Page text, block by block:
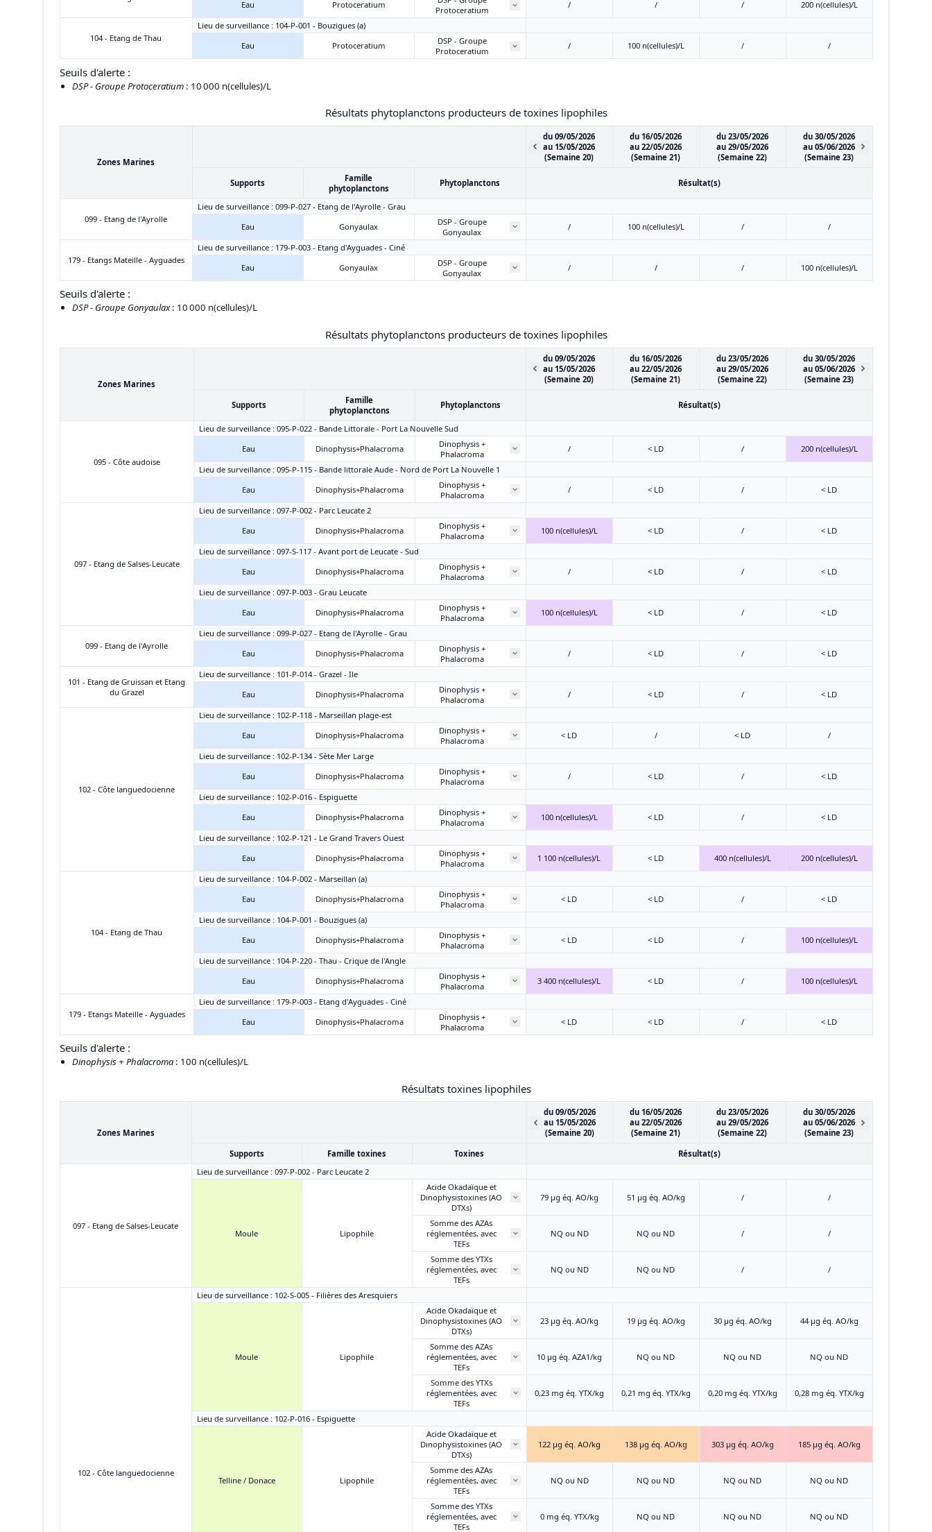
Eau
Protoceratium
Protoceratium
/ / / 200 n(cellules)/L
104 - Etang de Thau
Lieu de surveillance : 104-P-001 - Bouzigues (a)
Eau
Protoceratium
DSP - Groupe
Protoceratium
/ 100 n(cellules)/L / /
Seuils d'alerte :
DSP - Groupe Protoceratium : 10 000 n(cellules)/L
Résultats phytoplanctons producteurs de toxines lipophiles
Zones Marines
du 09/05/2026
au 15/05/2026
(Semaine 20)
du 16/05/2026
au 22/05/2026
(Semaine 21)
du 23/05/2026
au 29/05/2026
(Semaine 22)
du 30/05/2026
au 05/06/2026
(Semaine 23)
Supports
Famille
phytoplanctons
Phytoplanctons Résultat(s)
099 - Etang de l'Ayrolle
Lieu de surveillance : 099-P-027 - Etang de l'Ayrolle - Grau
Eau
Gonyaulax
DSP - Groupe
Gonyaulax
/ 100 n(cellules)/L / /
179 - Etangs Mateille - Ayguades
Lieu de surveillance : 179-P-003 - Etang d'Ayguades - Ciné
Eau
Gonyaulax
DSP - Groupe
Gonyaulax
/ / / 100 n(cellules)/L
Seuils d'alerte :
DSP - Groupe Gonyaulax: 10 000 n(cellules)/L
Résultats phytoplanctons producteurs de toxines lipophiles
Zones Marines
du 09/05/2026
au 15/05/2026
(Semaine 20)
du 16/05/2026
au 22/05/2026
(Semaine 21)
du 23/05/2026
au 29/05/2026
(Semaine 22)
du 30/05/2026
au 05/06/2026
(Semaine 23)
Supports
Famille
phytoplanctons
Phytoplanctons Résultat(s)
095 - Côte audoise
Lieu de surveillance : 095-P-022 - Bande Littorale - Port La Nouvelle Sud
Eau
Dinophysis+Phalacroma
Dinophysis +
Phalacroma
/ < LD /
200 n(cellules)/L
Lieu de surveillance : 095-P-115 - Bande littorale Aude - Nord de Port La Nouvelle 1
Eau
Dinophysis+Phalacroma
Dinophysis +
Phalacroma
/ < LD / < LD
097 - Etang de Salses-Leucate
Lieu de surveillance : 097-P-002 - Parc Leucate 2
Eau
Dinophysis+Phalacroma
Dinophysis +
Phalacroma
100 n(cellules)/L < LD /
< LD
Lieu de surveillance : 097-S-117 - Avant port de Leucate - Sud
Eau
Dinophysis+Phalacroma
Dinophysis +
Phalacroma
/ < LD /
< LD
Lieu de surveillance : 097-P-003 - Grau Leucate
Eau
Dinophysis+Phalacroma
Dinophysis +
Phalacroma
100 n(cellules)/L < LD / < LD
099 - Etang de l'Ayrolle
Lieu de surveillance : 099-P-027 - Etang de l'Ayrolle - Grau
Eau
Dinophysis+Phalacroma
Dinophysis +
Phalacroma
/ < LD / < LD
101 - Etang de Gruissan et Etang
du Grazel
Lieu de surveillance : 101-P-014 - Grazel - Ile
Eau
Dinophysis+Phalacroma
Dinophysis +
Phalacroma
/ < LD / < LD
102 - Côte languedocienne
Lieu de surveillance : 102-P-118 - Marseillan plage-est
Eau
Dinophysis+Phalacroma
Dinophysis +
Phalacroma
< LD / < LD
/
Lieu de surveillance : 102-P-134 - Sète Mer Large
Eau
Dinophysis+Phalacroma
Dinophysis +
Phalacroma
/ < LD /
< LD
Lieu de surveillance : 102-P-016 - Espiguette
Eau
Dinophysis+Phalacroma
Dinophysis +
Phalacroma
100 n(cellules)/L < LD /
< LD
Lieu de surveillance : 102-P-121 - Le Grand Travers Ouest
Eau
Dinophysis+Phalacroma
Dinophysis +
Phalacroma
1 100 n(cellules)/L < LD 400 n(cellules)/L 200 n(cellules)/L
104 - Etang de Thau
Lieu de surveillance : 104-P-002 - Marseillan (a)
Eau
Dinophysis+Phalacroma
Dinophysis +
Phalacroma
< LD < LD /
< LD
Lieu de surveillance : 104-P-001 - Bouzigues (a)
Eau
Dinophysis+Phalacroma
Dinophysis +
Phalacroma
< LD < LD /
100 n(cellules)/L
Lieu de surveillance : 104-P-220 - Thau - Crique de l'Angle
Eau
Dinophysis+Phalacroma
Dinophysis +
Phalacroma
3 400 n(cellules)/L < LD / 100 n(cellules)/L
179 - Etangs Mateille - Ayguades
Lieu de surveillance : 179-P-003 - Etang d'Ayguades - Ciné
Eau
Dinophysis+Phalacroma
Dinophysis +
Phalacroma
< LD < LD / < LD
Seuils d'alerte :
Dinophysis + Phalacroma : 100 n(cellules)/L
Résultats toxines lipophiles
Zones Marines
du 09/05/2026
au 15/05/2026
(Semaine 20)
du 16/05/2026
au 22/05/2026
(Semaine 21)
du 23/05/2026
au 29/05/2026
(Semaine 22)
du 30/05/2026
au 05/06/2026
(Semaine 23)
Supports
Famille toxines Toxines Résultat(s)
097 - Etang de Salses-Leucate
Lieu de surveillance : 097-P-002 - Parc Leucate 2
Moule Lipophile
Acide Okadaïque et
Dinophysistoxines (AO
DTXs)
79 μg éq. AO/kg 51 μg éq. AO/kg / /
Somme des AZAs
réglementées, avec
TEFs
NQ ou ND NQ ou ND / /
Somme des YTXs
réglementées, avec
TEFs
NQ ou ND NQ ou ND / /
102 - Côte languedocienne
Lieu de surveillance : 102-S-005 - Filières des Aresquiers
Moule Lipophile
Acide Okadaïque et
Dinophysistoxines (AO
DTXs)
23 μg éq. AO/kg 19 μg éq. AO/kg 30 μg éq. AO/kg 44 μg éq. AO/kg
Somme des AZAs
réglementées, avec
TEFs
10 μg éq. AZA1/kg NQ ou ND NQ ou ND NQ ou ND
Somme des YTXs
réglementées, avec
TEFs
0,23 mg éq. YTX/kg 0,21 mg éq. YTX/kg 0,20 mg éq. YTX/kg 0,28 mg éq. YTX/kg
Lieu de surveillance : 102-P-016 - Espiguette
Telline / Donace Lipophile
Acide Okadaïque et
Dinophysistoxines (AO
DTXs)
122 μg éq. AO/kg 138 μg éq. AO/kg 303 μg éq. AO/kg 185 μg éq. AO/kg
Somme des AZAs
réglementées, avec
TEFs
NQ ou ND NQ ou ND NQ ou ND NQ ou ND
Somme des YTXs
réglementées, avec
TEFs
0 mg éq. YTX/kg NQ ou ND NQ ou ND NQ ou ND